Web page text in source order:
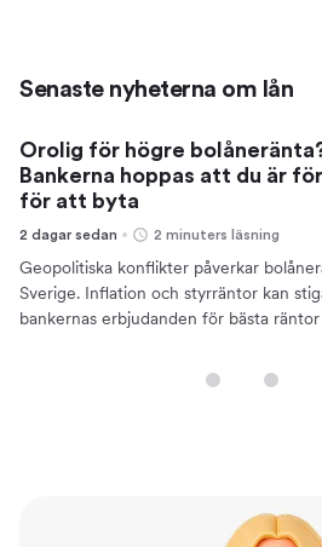
Senaste nyheterna om lån
Orolig för högre
Bankerna hoppas att du är
för att byta
2 dagar sedan 2 minuters läsning
Geopolitiska konflikter påverkar
Sverige. Inflation och styrräntor kan
bankernas erbjudanden för bästa